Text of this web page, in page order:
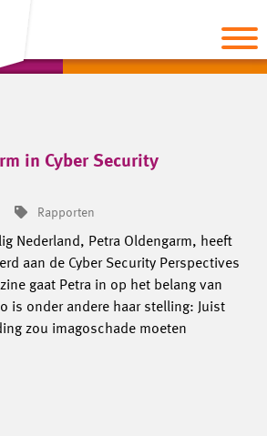
in Cyber Security
Rapporten
Nederland, Petra Oldengarm, heeft
aan de Cyber Security Perspectives
gaat Petra in op het belang van
is onder andere haar stelling: Juist
zou imagoschade moeten